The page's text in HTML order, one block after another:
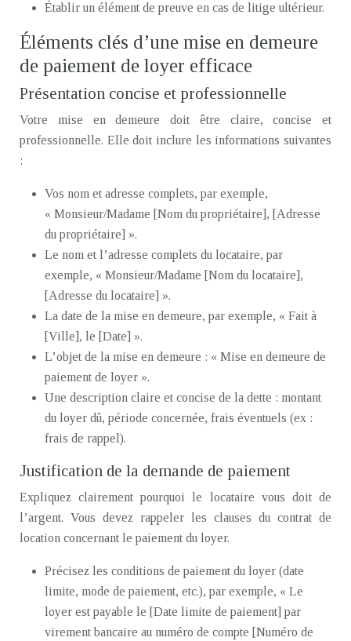
Établir un élément de preuve en cas de litige ultérieur.
Éléments clés d’une mise en demeure
de paiement de loyer efficace
Présentation concise et professionnelle
Votre mise en demeure doit être claire, concise et
professionnelle. Elle doit inclure les informations suivantes
:
Vos nom et adresse complets, par exemple,
« Monsieur/Madame [Nom du propriétaire], [Adresse
du propriétaire] ».
Le nom et l’adresse complets du locataire, par
exemple, « Monsieur/Madame [Nom du locataire],
[Adresse du locataire] ».
La date de la mise en demeure, par exemple, « Fait à
[Ville], le [Date] ».
L’objet de la mise en demeure : « Mise en demeure de
paiement de loyer ».
Une description claire et concise de la dette : montant
du loyer dû, période concernée, frais éventuels (ex :
frais de rappel).
Justification de la demande de paiement
Expliquez clairement pourquoi le locataire vous doit de
l’argent. Vous devez rappeler les clauses du contrat de
location concernant le paiement du loyer.
Précisez les conditions de paiement du loyer (date
limite, mode de paiement, etc.), par exemple, « Le
loyer est payable le [Date limite de paiement] par
virement bancaire au numéro de compte [Numéro de